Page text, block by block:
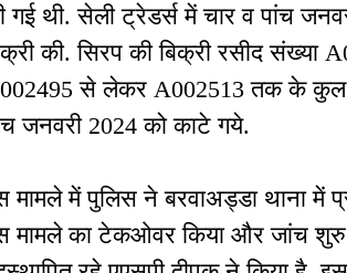
गई थी. सेली ट्रेडर्स में चार व पांच
की. सिरप की बिक्री रसीद
से लेकर A002513 तक के कुल
जनवरी 2024 को काटे गये.
मामले में पुलिस ने बरवाअड्डा थाना में
मामले का टेकओवर किया और जांच शुरु